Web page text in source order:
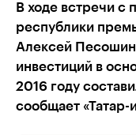
В ходе встречи
республики
Алексей
инвестиций в
2016 году
сообщает